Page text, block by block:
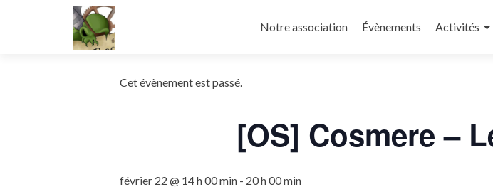
au
Notre association Évènements Activités
« Tous les
Cet évènement est passé.
[OS] Cosmere –
février 22 @ 14 h 00 min - 20 h 00 min